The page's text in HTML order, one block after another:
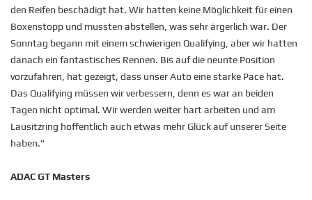
den Reifen beschädigt hat. Wir hatten keine Möglichkeit für einen
Boxenstopp und mussten abstellen, was sehr ärgerlich war. Der
Sonntag begann mit einem schwierigen Qualifying, aber wir hatten
danach ein fantastisches Rennen. Bis auf die neunte Position
vorzufahren, hat gezeigt, dass unser Auto eine starke Pace hat.
Das Qualifying müssen wir verbessern, denn es war an beiden
Tagen nicht optimal. Wir werden weiter hart arbeiten und am
Lausitzring hoffentlich auch etwas mehr Glück auf unserer Seite
haben."
ADAC GT Masters